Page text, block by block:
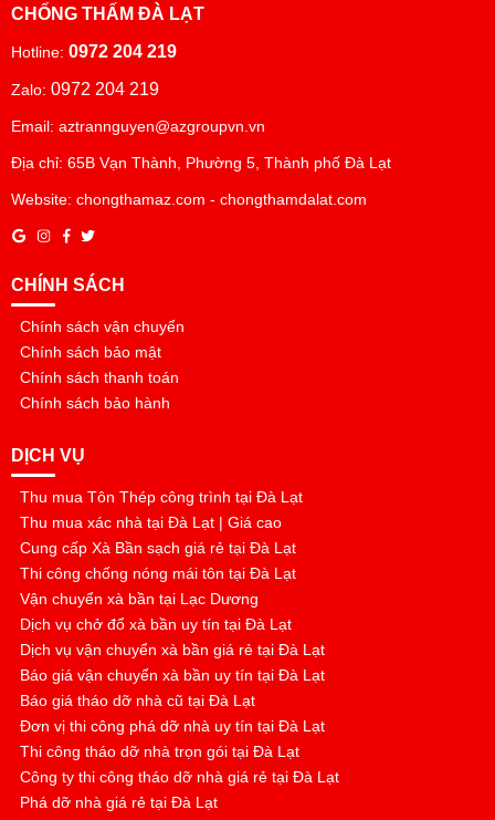
CHỐNG THẤM ĐÀ LẠT
Hotline: 0972 204 219
Zalo: 0972 204 219
Email: aztrannguyen@azgroupvn.vn
Địa chỉ: 65B Vạn Thành, Phường 5, Thành phố Đà Lạt
Website: chongthamaz.com - chongthamdalat.com
CHÍNH SÁCH
Chính sách vận chuyển
Chính sách bảo mật
Chính sách thanh toán
Chính sách bảo hành
DỊCH VỤ
Thu mua Tôn Thép công trình tại Đà Lạt
Thu mua xác nhà tại Đà Lạt | Giá cao
Cung cấp Xà Bần sạch giá rẻ tại Đà Lạt
Thi công chống nóng mái tôn tại Đà Lạt
Vận chuyển xà bần tại Lạc Dương
Dịch vụ chở đổ xà bần uy tín tại Đà Lạt
Dịch vụ vận chuyển xà bần giá rẻ tại Đà Lạt
Báo giá vận chuyển xà bần uy tín tại Đà Lạt
Báo giá tháo dỡ nhà cũ tại Đà Lạt
Đơn vị thi công phá dỡ nhà uy tín tại Đà Lạt
Thi công tháo dỡ nhà trọn gói tại Đà Lạt
Công ty thi công tháo dỡ nhà giá rẻ tại Đà Lạt
Phá dỡ nhà giá rẻ tại Đà Lạt